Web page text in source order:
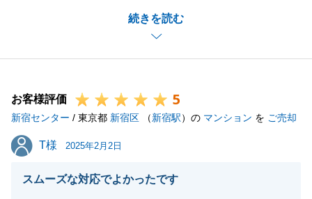
続きを読む
したが、度々お打ち合わせのお時間を頂き、誠にあり
今後もご協力できることがございましたら、いつでも
お客様評価 5
新宿センター / 東京都 新宿区 （新宿駅）の マンション を ご売却
T様
T様 2025年2月2日
スムーズな対応でよかったです